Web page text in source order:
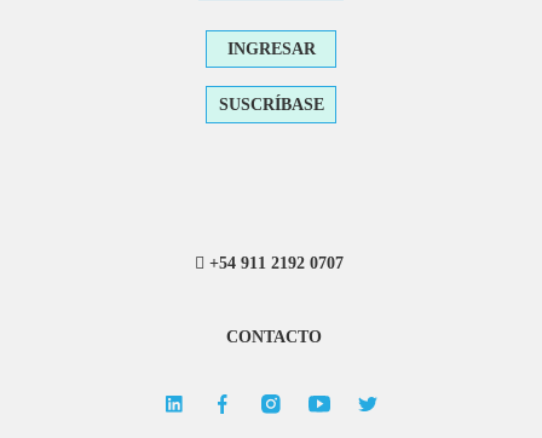
INGRESAR
SUSCRÍBASE
+54 911 2192 0707
CONTACTO